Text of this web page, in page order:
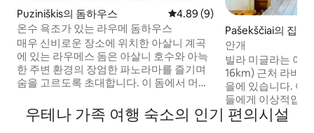
Puziniškis의 돔하우스 평점 4.89점(5점 만점), 후기 9
4.89 (9)
온수 욕조가 있는 라우메 돔하우스
매우 신비로운 장소에 위치한 아살니 계곡
에 있는 라우메스 돔은 아살니 호수와 아늑
한 주변 환경의 장엄한 파노라마를 즐기며
숨을 고르도록 초대합니다. 이 돔에서 머무
것입니다. 이곳은 매우 긍정적인 에너지를
가지고 있기 때문에 여러분은 다시 방문하
Pašekščiai의 집
안개
빌라 미글라는 아
16km) 근처 라바
을에 있습니다. 야
들에게 이상적입
름에 아이세타스
다. 겨울에는 조건
우테나 가족 여행 숙소의 인기 편의시설